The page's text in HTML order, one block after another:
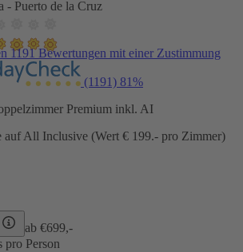
- Puerto de la Cruz
1191 Bewertungen mit einer Zustimmung
(1191) 81%
Premium inkl. AI
auf All Inclusive (Wert € 199.- pro Zimmer)
ab €699,-
pro Person